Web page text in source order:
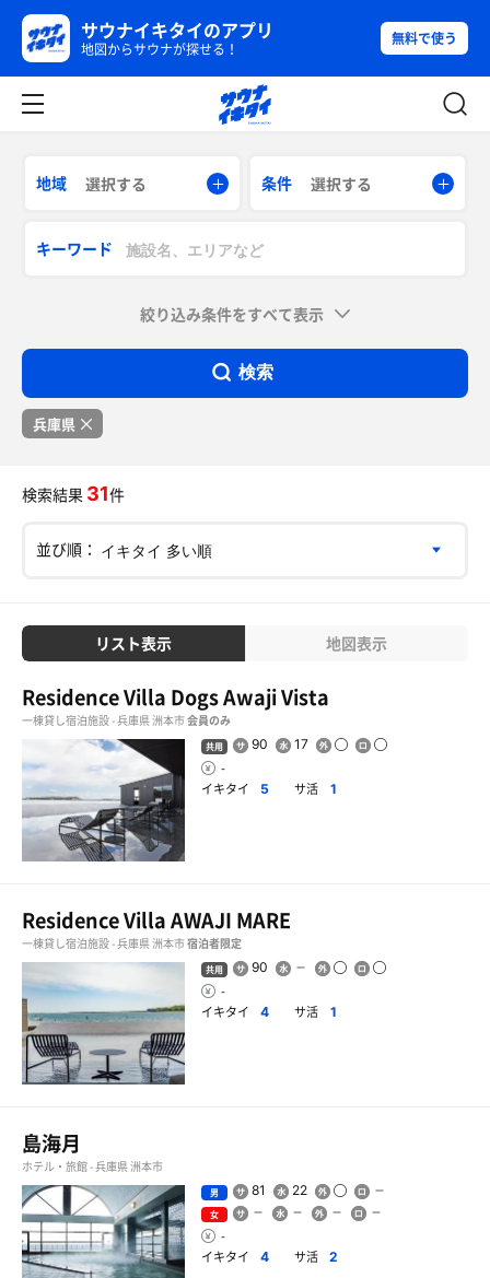
サウナイキタイのアプリ
地図からサウナが探せる！
無料で使う
地域 選択する 条件 選択する
キーワード
絞り込み条件をすべて表示
検索
兵庫県
検索結果 31件
並び順：
リスト表示 地図表示
Residence Villa Dogs Awaji Vista
一棟貸し宿泊施設 - 兵庫県 洲本市会員のみ
共用 90 17
-
イキタイ
5 サ活 1
Residence Villa AWAJI MARE
一棟貸し宿泊施設 - 兵庫県 洲本市宿泊者限定
共用 90
-
イキタイ
4 サ活 1
島海月
ホテル・旅館 - 兵庫県 洲本市
男 81 22
女
-
イキタイ
4 サ活 2